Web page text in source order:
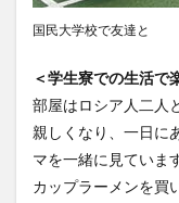
国民大学校で友達と
＜学生寮での生活で
部屋はロシア人二人
親しくなり、一日に
マを一緒に見ていま
カップラーメンを買
中国留学
中
保護者懇談会
内定者報告会
卒業式
卒業
受験生へのメッセ